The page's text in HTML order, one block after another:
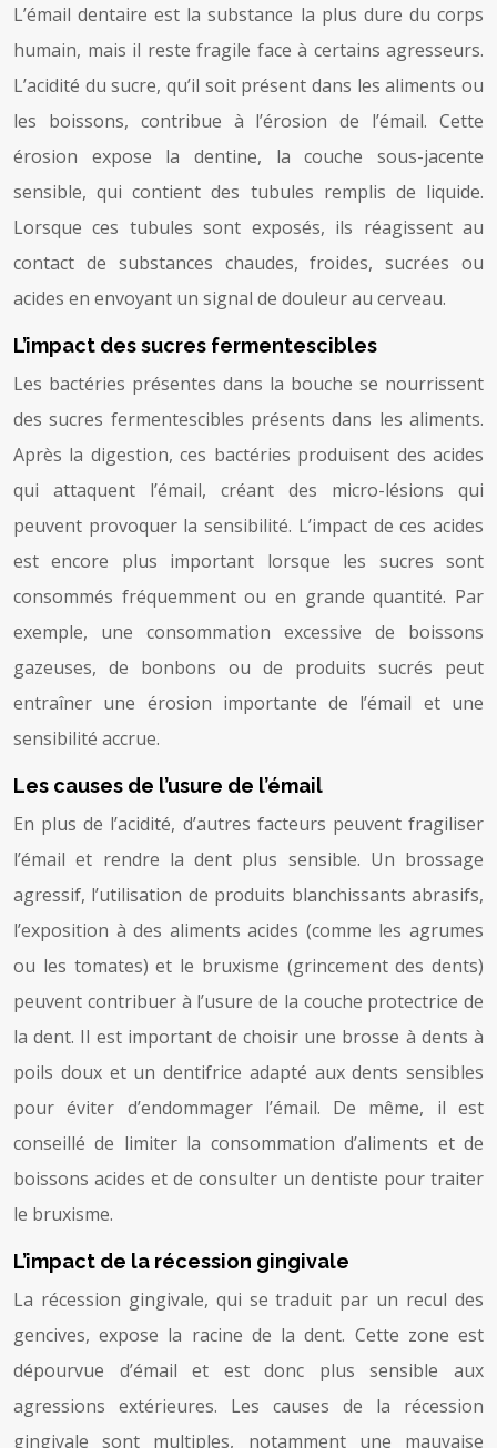
L’émail dentaire est la substance la plus dure du corps
humain, mais il reste fragile face à certains agresseurs.
L’acidité du sucre, qu’il soit présent dans les aliments ou
les boissons, contribue à l’érosion de l’émail. Cette
érosion expose la dentine, la couche sous-jacente
sensible, qui contient des tubules remplis de liquide.
Lorsque ces tubules sont exposés, ils réagissent au
contact de substances chaudes, froides, sucrées ou
acides en envoyant un signal de douleur au cerveau.
L’impact des sucres fermentescibles
Les bactéries présentes dans la bouche se nourrissent
des sucres fermentescibles présents dans les aliments.
Après la digestion, ces bactéries produisent des acides
qui attaquent l’émail, créant des micro-lésions qui
peuvent provoquer la sensibilité. L’impact de ces acides
est encore plus important lorsque les sucres sont
consommés fréquemment ou en grande quantité. Par
exemple, une consommation excessive de boissons
gazeuses, de bonbons ou de produits sucrés peut
entraîner une érosion importante de l’émail et une
sensibilité accrue.
Les causes de l’usure de l’émail
En plus de l’acidité, d’autres facteurs peuvent fragiliser
l’émail et rendre la dent plus sensible. Un brossage
agressif, l’utilisation de produits blanchissants abrasifs,
l’exposition à des aliments acides (comme les agrumes
ou les tomates) et le bruxisme (grincement des dents)
peuvent contribuer à l’usure de la couche protectrice de
la dent. Il est important de choisir une brosse à dents à
poils doux et un dentifrice adapté aux dents sensibles
pour éviter d’endommager l’émail. De même, il est
conseillé de limiter la consommation d’aliments et de
boissons acides et de consulter un dentiste pour traiter
le bruxisme.
L’impact de la récession gingivale
La récession gingivale, qui se traduit par un recul des
gencives, expose la racine de la dent. Cette zone est
dépourvue d’émail et est donc plus sensible aux
agressions extérieures. Les causes de la récession
gingivale sont multiples, notamment une mauvaise